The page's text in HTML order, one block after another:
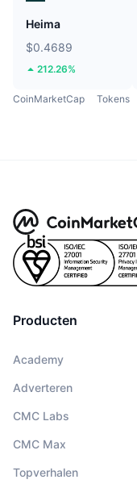
Heima
$0.4689
212.26%
CoinMarketCap Tokens
Producten
Academy
Adverteren
CMC Labs
CMC Max
Topverhalen